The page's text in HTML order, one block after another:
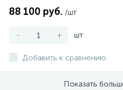
88 100 руб. /шт
- + шт
Добавить к сравнению
Показать